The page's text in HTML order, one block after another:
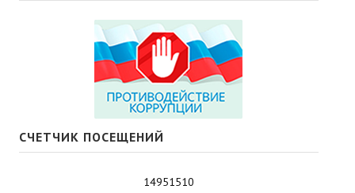
СЧЕТЧИК ПОСЕЩЕНИЙ
14951510